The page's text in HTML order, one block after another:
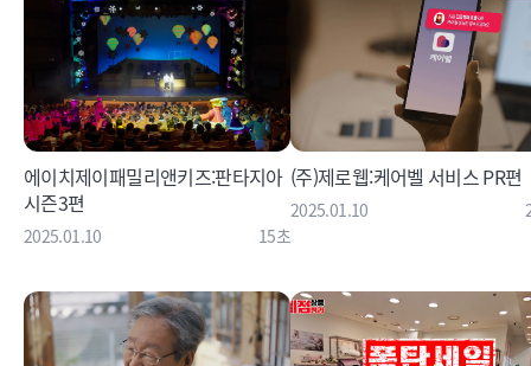
에이치제이패밀리앤키즈:판타지아
시즌3편
2025.01.10 15초
(주)제로웹:케어벨 서비스 PR편
2025.01.10